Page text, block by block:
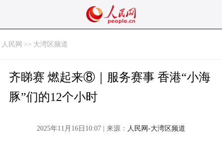
人民网 >> 大湾区频道
齐睇赛 燃起来⑧｜服务赛事 香港“小海
豚”们的12个小时
2025年11月16日10:07 | 来源： 人民网-大湾区频道